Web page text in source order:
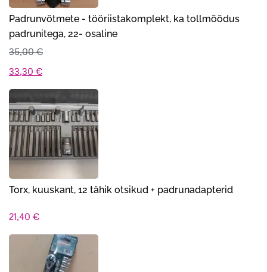
Padrunvõtmete - tööriistakomplekt, ka tollmõõdus
padrunitega, 22- osaline
35,00€
Algne
hind
oli:
35,00 €.
33,30 €Praegune
hind
on:
33,30 €.
Torx, kuuskant, 12 tähik otsikud + padrunadapterid
21,40 €